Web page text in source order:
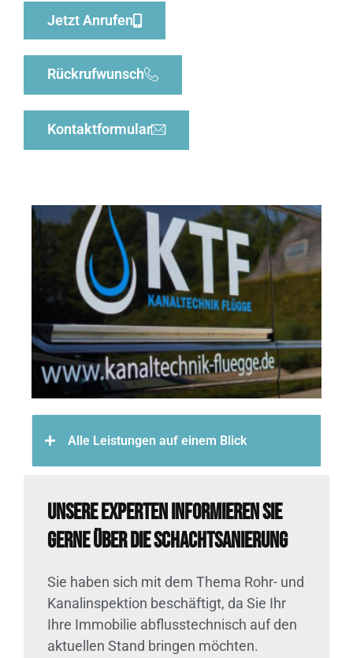
Jetzt Anrufen
Rückrufwunsch
Kontaktformular
Alle Leistungen auf einem Blick
Unsere Experten informieren Sie
gerne über die Schachtsanierung
Sie haben sich mit dem Thema Rohr- und
Kanalinspektion beschäftigt, da Sie Ihr
Ihre Immobilie abflusstechnisch auf den
aktuellen Stand bringen möchten.